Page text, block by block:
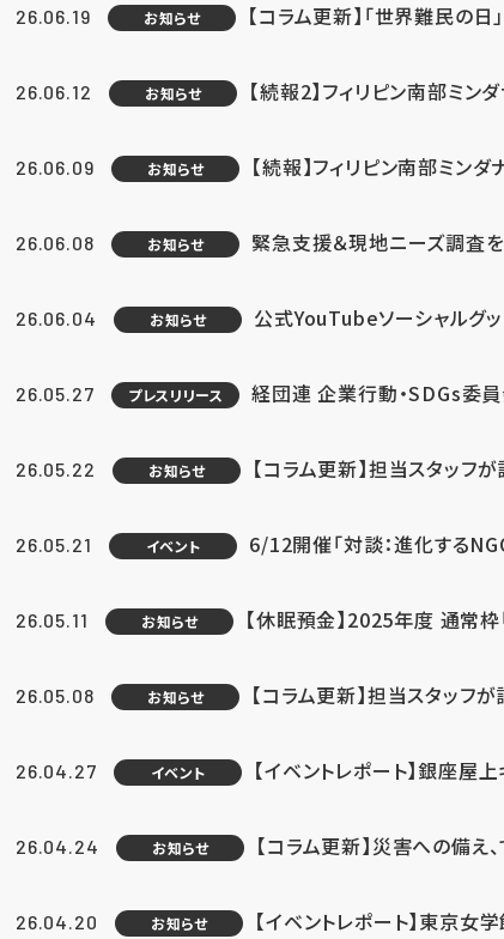
26.06.19 お知らせ 【コラム更新】「世界難民の
26.06.12 お知らせ 【続報2】フィリピン南部ミ
26.06.09 お知らせ 【続報】フィリピン南部ミ
26.06.08 お知らせ 緊急支援＆現地ニーズ調査
26.06.04 お知らせ 公式YouTubeソーシャルグ
26.05.27 プレスリリース 経団連 企業行動・SDGs委員
26.05.22 お知らせ 【コラム更新】担当スタッフ
26.05.21 イベント 6/12開催「対談：進化する
26.05.11 お知らせ 【休眠預金】2025年度 通常
26.05.08 お知らせ 【コラム更新】担当スタッフ
26.04.27 イベント 【イベントレポート】銀座屋
26.04.24 お知らせ 【コラム更新】災害への備え
26.04.20 お知らせ 【イベントレポート】東京